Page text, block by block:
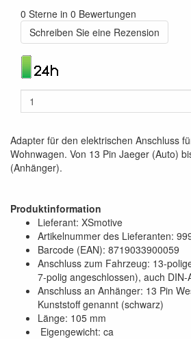
0 Sterne in 0 Bewertungen
Schreiben Sie eine Rezension
Adapter für den elektrischen Anschluss
Wohnwagen. Von 13 Pin Jaeger (Auto)
(Anhänger).
Produktinformation
Lieferant: XSmotive
Artikelnummer des Lieferanten:
Barcode (EAN): 8719033900059
Anschluss zum Fahrzeug: 13-
7-polig angeschlossen), auch
Anschluss an Anhänger: 13 Pin
Kunststoff genannt (schwarz)
Länge: 105 mm
Eigengewicht: ca